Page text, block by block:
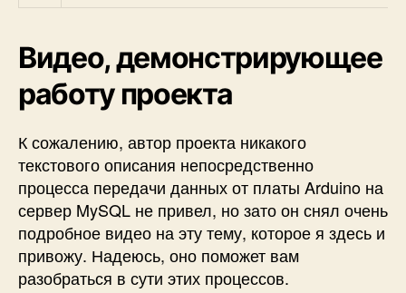
Видео, демонстрирующее
работу проекта
К сожалению, автор проекта никакого
текстового описания непосредственно
процесса передачи данных от платы Arduino на
сервер MySQL не привел, но зато он снял очень
подробное видео на эту тему, которое я здесь и
привожу. Надеюсь, оно поможет вам
разобраться в сути этих процессов.